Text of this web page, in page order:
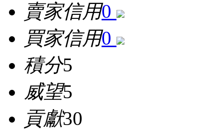
賣家信用0
買家信用0
積分5
威望5
貢獻30